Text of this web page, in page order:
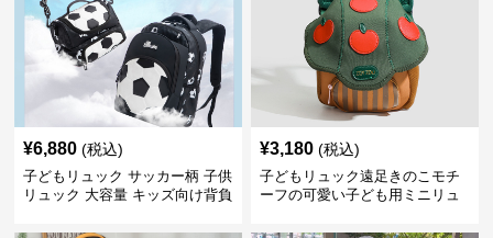
¥6,880 (税込)
子どもリュック サッカー柄 子供
リュック 大容量 キッズ向け背負
¥3,180 (税込)
子どもリュック遠足きのこモチ
ーフの可愛い子ども用ミニリュ